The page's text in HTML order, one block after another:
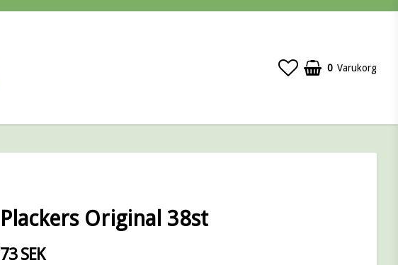
0 Varukorg
Plackers Original 38st
73 SEK